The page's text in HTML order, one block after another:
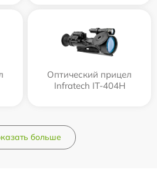
Оптический прицел
Infratech IT-404H
больше